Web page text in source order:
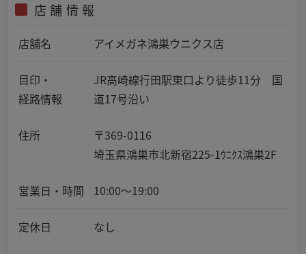
店舗情報
店舗名 アイメガネ鴻巣ウニクス店
目印・
経路情報
JR高崎線行田駅東口より徒歩11分 国
道17号沿い
住所
〒369-0116
埼玉県鴻巣市北新宿225-1ｳﾆｸｽ鴻巣2F
営業日・時間 10:00～19:00
定休日 なし